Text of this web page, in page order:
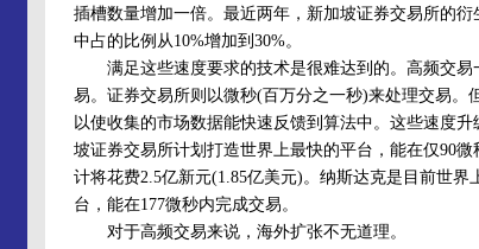
插槽数量增加一倍。最近两年，新加坡证券交易所的衍
中占的比例从10%增加到30%。
满足这些速度要求的技术是很难达到的。高频交易
易。证券交易所则以微秒(百万分之一秒)来处理交易。
以使收集的市场数据能快速反馈到算法中。这些速度
坡证券交易所计划打造世界上最快的平台，能在仅90
计将花费2.5亿新元(1.85亿美元)。纳斯达克是目前世界
台，能在177微秒内完成交易。
对于高频交易来说，海外扩张不无道理。